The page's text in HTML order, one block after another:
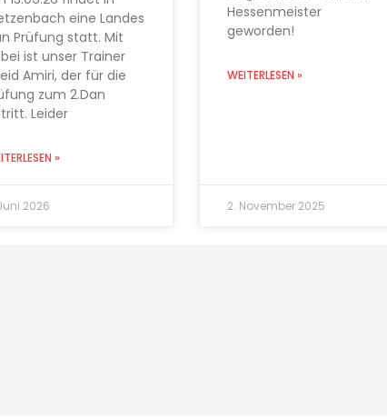
eine Landes
Prüfung statt. Mit
ist unser Trainer
Amiri, der für die
zum 2.Dan
Leider
»
2026
Hessenmeister
geworden!
WEITERLESEN »
2. November 2025